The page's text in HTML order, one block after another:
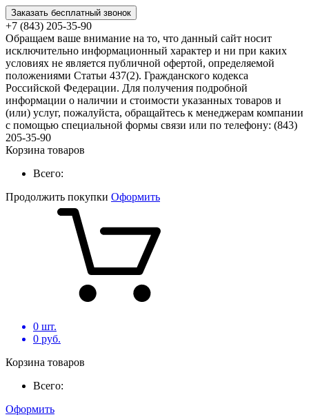
Заказать бесплатный звонок
+7 (843) 205-35-90
Обращаем ваше внимание на то, что данный сайт носит
исключительно информационный характер и ни при каких
условиях не является публичной офертой, определяемой
положениями Статьи 437(2). Гражданского кодекса
Российской Федерации. Для получения подробной
информации о наличии и стоимости указанных товаров и
(или) услуг, пожалуйста, обращайтесь к менеджерам компании
с помощью специальной формы связи или по телефону: (843)
205-35-90
Корзина товаров
Всего:
Продолжить покупки Оформить
0 шт.
0 руб.
Корзина товаров
Всего:
Оформить